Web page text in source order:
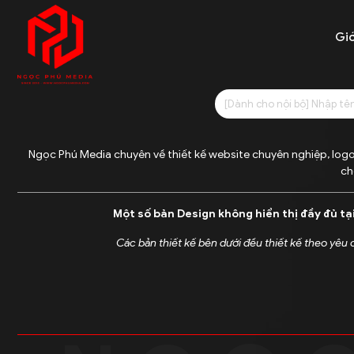
Ngọc Phú Media chuyên về thiết kế website chuyên nghiệp,
Một số bản Design không hiển thị đầy đủ
Các bản thiết kế bên dưới đều thiết kế theo yêu